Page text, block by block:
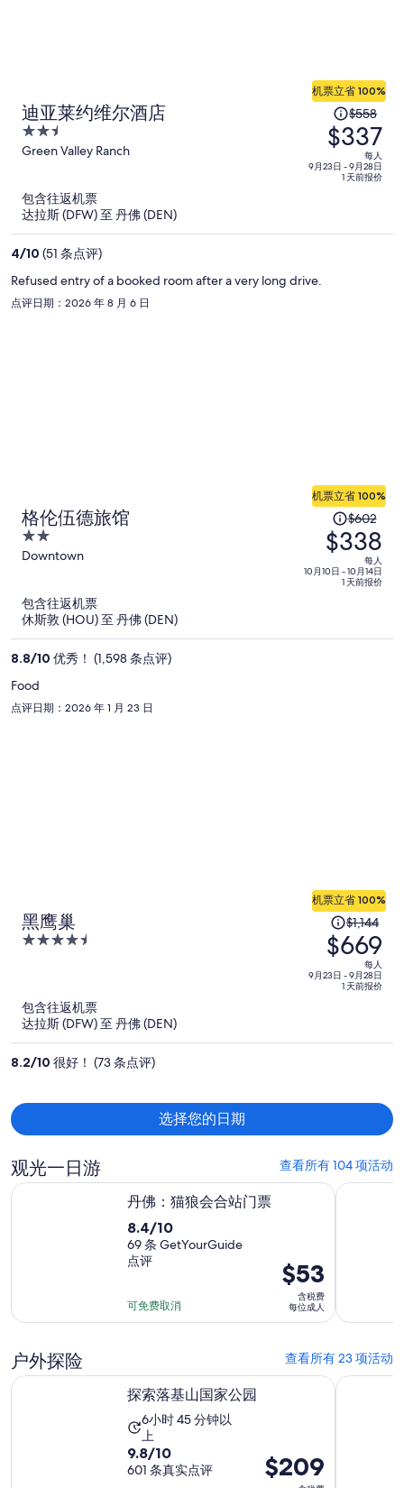
迪亚莱约维尔酒店
2.5
out
5
Green Valley Ranch
机票立省 100%
原
价
为
每
现
$558
$337
每人
9月23日 - 9月28日
1 天前报价
包含往返机票
达拉斯 (DFW) 至 丹佛 (DEN)
4/10 (51 条点评)
Refused entry of a booked room after a very long drive.
点评日期：2026 年 8 月 6 日
格伦伍德旅馆
2
out
5
Downtown
机票立省 100%
原
价
为
每
现
$602
$338
每人
10月10日 - 10月14日
1 天前报价
包含往返机票
休斯敦 (HOU) 至 丹佛 (DEN)
8.8/10 优秀！ (1,598 条点评)
Food
点评日期：2026 年 1 月 23 日
黑鹰巢
4.5
5
机票立省 100%
原
价
为
每
现
每
$669
$1,144
$669
每人
9月23日 - 9月28日
1 天前报价
包含往返机票
达拉斯 (DFW) 至 丹佛 (DEN)
8.2/10 很好！ (73 条点评)
选择您的日期
观光一日游 查看所有 104 项活动
丹佛：猫狼会合站门票
8.4
分，
满
10
分，
点
评
8.4/10
69 条 GetYourGuide
点评
可免费取消
价
格
为
$53
位
$53
含税费
每位成人
丹佛：猫狼会合站门票 在新标签页中打开 探索落基
户外探险 查看所有 23 项活动
探索落基山国家公园
活
动
时
长
6小时 45 分钟以
上
9.8
分，
9.8/10
601 条真实点评
价
格
$209
探索落基山国家公园在新标签页中打开 丹佛：享